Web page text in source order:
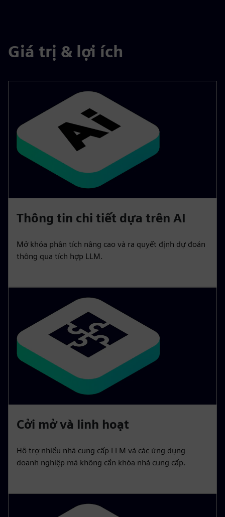
Giá trị & lợi ích
Thông tin chi tiết dựa trên AI
Mở khóa phân tích nâng cao và ra quyết định dự đoán
thông qua tích hợp LLM.
Cởi mở và linh hoạt
Hỗ trợ nhiều nhà cung cấp LLM và các ứng dụng
doanh nghiệp mà không cần khóa nhà cung cấp.